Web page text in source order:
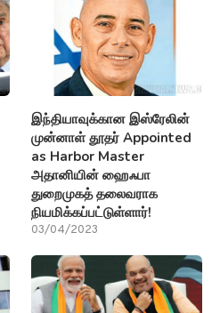
இந்தியாவுக்கான இஸ்ரேலின்
முன்னாள் தூதர் Appointed
as Harbor Master
அதானியின் ஹைஃபா
துறைமுகத் தலைவராக
நியமிக்கப்பட்டுள்ளார்!
03/04/2023